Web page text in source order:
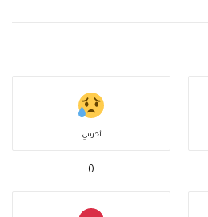
أحزنني
0